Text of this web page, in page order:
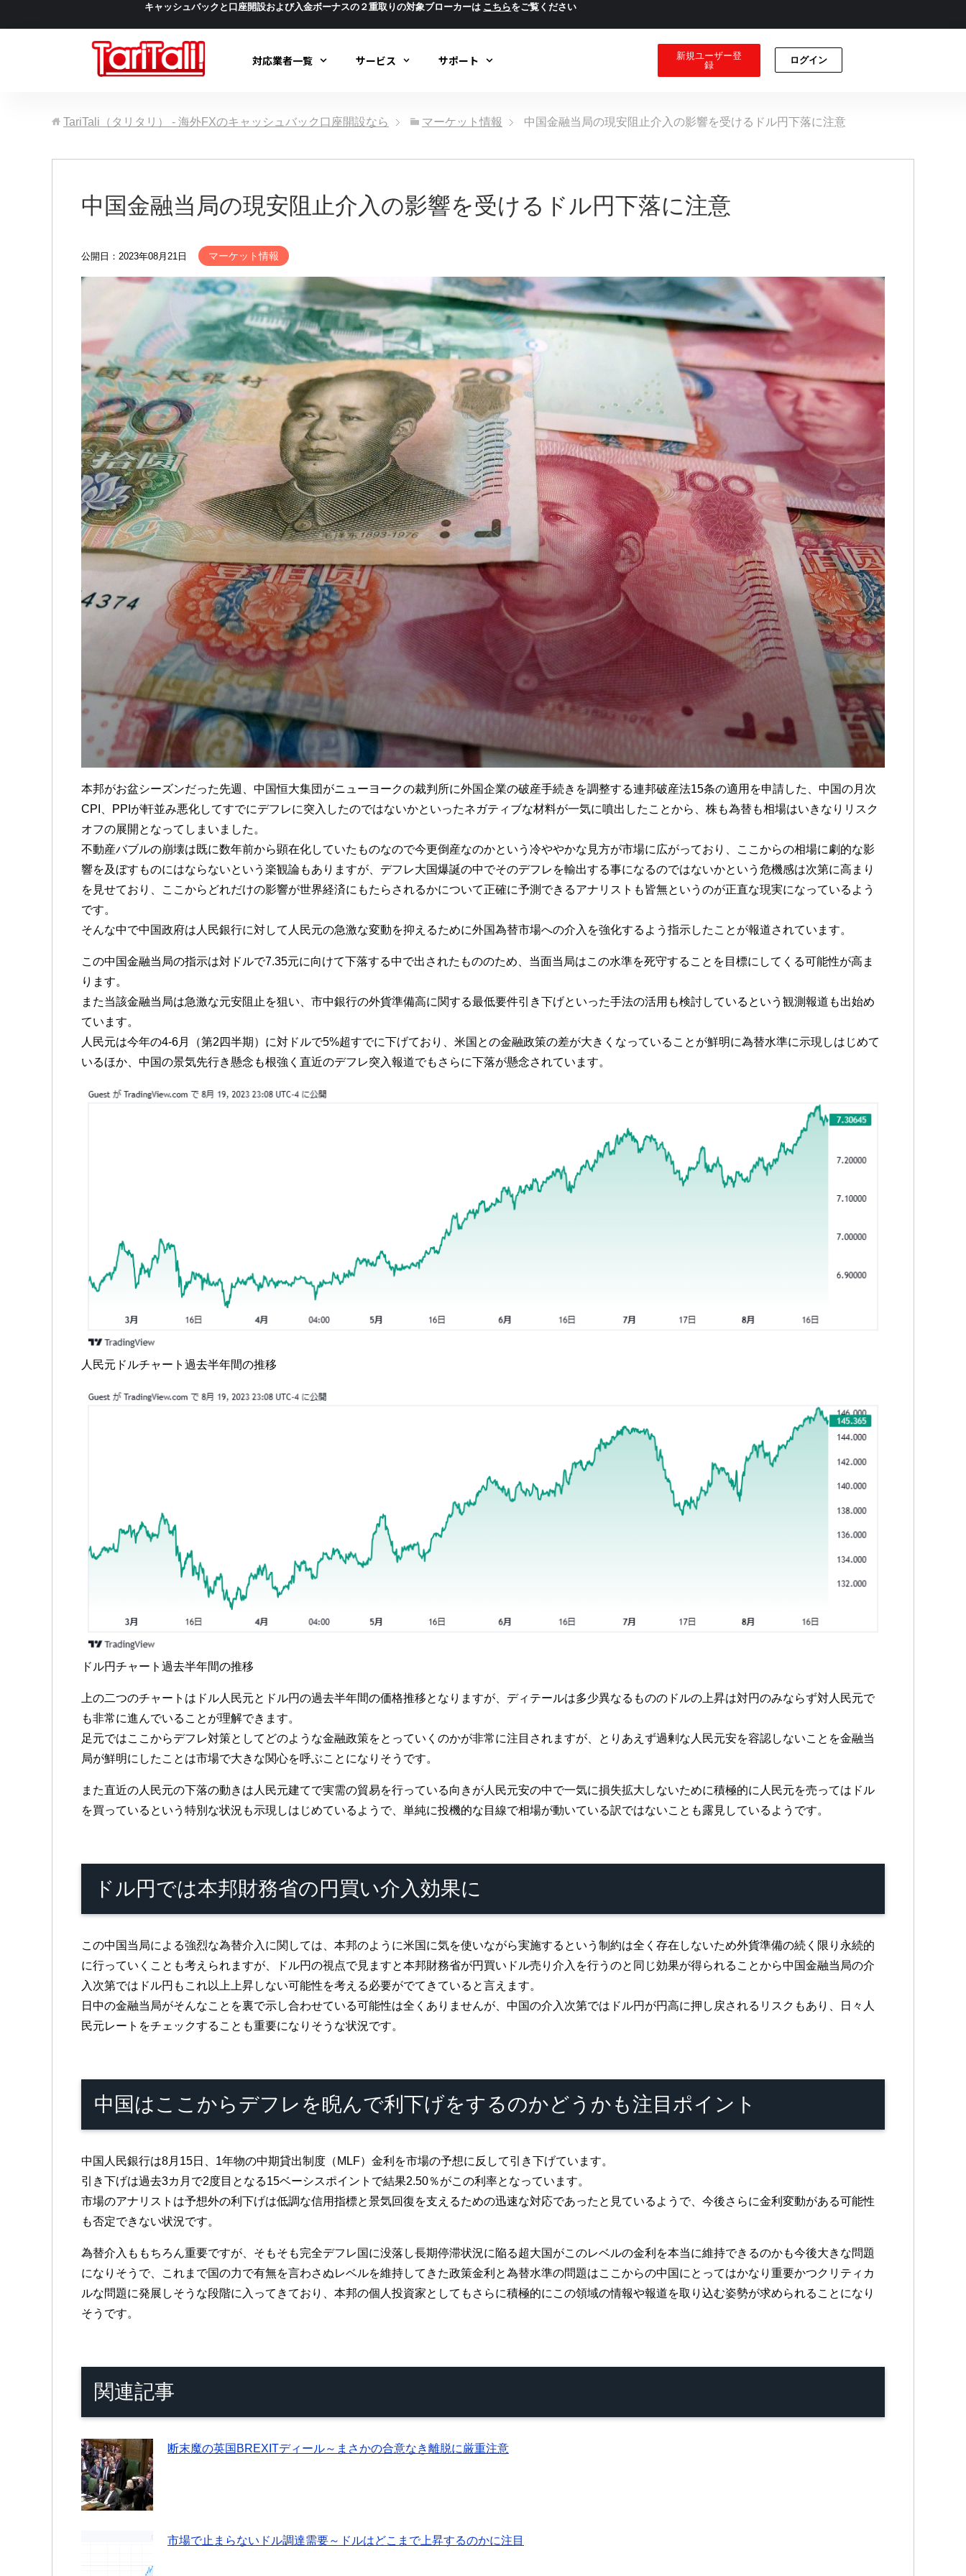
キャッシュバックと口座開設および入金ボーナスの２重取りの対象ブローカーは こちらをご覧ください
対応業者一覧 サービス サポート
新規ユーザー登
録
ログイン
TariTali（タリタリ） - 海外FXのキャッシュバック口座開設なら マーケット情報 中国金融当局の現安阻止介入の影響を受けるドル円下落に注意
中国金融当局の現安阻止介入の影響を受けるドル円下落に注意
公開日：2023年08月21日 マーケット情報
本邦がお盆シーズンだった先週、中国恒大集団がニューヨークの裁判所に外国企業の破産手続きを調整する連邦破産法15条の適用を申請した、中国の月次
CPI、PPIが軒並み悪化してすでにデフレに突入したのではないかといったネガティブな材料が一気に噴出したことから、株も為替も相場はいきなりリスク
オフの展開となってしまいました。
不動産バブルの崩壊は既に数年前から顕在化していたものなので今更倒産なのかという冷ややかな見方が市場に広がっており、ここからの相場に劇的な影
響を及ぼすものにはならないという楽観論もありますが、デフレ大国爆誕の中でそのデフレを輸出する事になるのではないかという危機感は次第に高まり
を見せており、ここからどれだけの影響が世界経済にもたらされるかについて正確に予測できるアナリストも皆無というのが正直な現実になっているよう
です。
そんな中で中国政府は人民銀行に対して人民元の急激な変動を抑えるために外国為替市場への介入を強化するよう指示したことが報道されています。
この中国金融当局の指示は対ドルで7.35元に向けて下落する中で出されたもののため、当面当局はこの水準を死守することを目標にしてくる可能性が高ま
ります。
また当該金融当局は急激な元安阻止を狙い、市中銀行の外貨準備高に関する最低要件引き下げといった手法の活用も検討しているという観測報道も出始め
ています。
人民元は今年の4-6月（第2四半期）に対ドルで5%超すでに下げており、米国との金融政策の差が大きくなっていることが鮮明に為替水準に示現しはじめて
いるほか、中国の景気先行き懸念も根強く直近のデフレ突入報道でもさらに下落が懸念されています。
人民元ドルチャート過去半年間の推移
ドル円チャート過去半年間の推移
上の二つのチャートはドル人民元とドル円の過去半年間の価格推移となりますが、ディテールは多少異なるもののドルの上昇は対円のみならず対人民元で
も非常に進んでいることが理解できます。
足元ではここからデフレ対策としてどのような金融政策をとっていくのかが非常に注目されますが、とりあえず過剰な人民元安を容認しないことを金融当
局が鮮明にしたことは市場で大きな関心を呼ぶことになりそうです。
また直近の人民元の下落の動きは人民元建てで実需の貿易を行っている向きが人民元安の中で一気に損失拡大しないために積極的に人民元を売ってはドル
を買っているという特別な状況も示現しはじめているようで、単純に投機的な目線で相場が動いている訳ではないことも露見しているようです。
ドル円では本邦財務省の円買い介入効果に
この中国当局による強烈な為替介入に関しては、本邦のように米国に気を使いながら実施するという制約は全く存在しないため外貨準備の続く限り永続的
に行っていくことも考えられますが、ドル円の視点で見ますと本邦財務省が円買いドル売り介入を行うのと同じ効果が得られることから中国金融当局の介
入次第ではドル円もこれ以上上昇しない可能性を考える必要がでてきていると言えます。
日中の金融当局がそんなことを裏で示し合わせている可能性は全くありませんが、中国の介入次第ではドル円が円高に押し戻されるリスクもあり、日々人
民元レートをチェックすることも重要になりそうな状況です。
中国はここからデフレを睨んで利下げをするのかどうかも注目ポイント
中国人民銀行は8月15日、1年物の中期貸出制度（MLF）金利を市場の予想に反して引き下げています。
引き下げは過去3カ月で2度目となる15ベーシスポイントで結果2.50％がこの利率となっています。
市場のアナリストは予想外の利下げは低調な信用指標と景気回復を支えるための迅速な対応であったと見ているようで、今後さらに金利変動がある可能性
も否定できない状況です。
為替介入ももちろん重要ですが、そもそも完全デフレ国に没落し長期停滞状況に陥る超大国がこのレベルの金利を本当に維持できるのかも今後大きな問題
になりそうで、これまで国の力で有無を言わさぬレベルを維持してきた政策金利と為替水準の問題はここからの中国にとってはかなり重要かつクリティカ
ルな問題に発展しそうな段階に入ってきており、本邦の個人投資家としてもさらに積極的にこの領域の情報や報道を取り込む姿勢が求められることになり
そうです。
関連記事
断末魔の英国BREXITディール～まさかの合意なき離脱に厳重注意
市場で止まらないドル調達需要～ドルはどこまで上昇するのかに注目